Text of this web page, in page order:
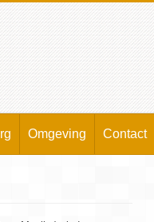
Omgeving Contact